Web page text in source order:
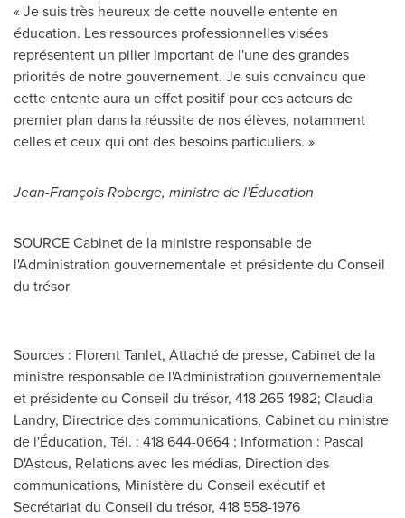
« Je suis très heureux de cette nouvelle entente en
éducation. Les ressources professionnelles visées
représentent un pilier important de l'une des grandes
priorités de notre gouvernement. Je suis convaincu que
cette entente aura un effet positif pour ces acteurs de
premier plan dans la réussite de nos élèves, notamment
celles et ceux qui ont des besoins particuliers. »
Jean-François Roberge, ministre de l'Éducation
SOURCE Cabinet de la ministre responsable de
l'Administration gouvernementale et présidente du Conseil
du trésor
Sources : Florent Tanlet, Attaché de presse, Cabinet de la
ministre responsable de l'Administration gouvernementale
et présidente du Conseil du trésor, 418 265-1982; Claudia
Landry, Directrice des communications, Cabinet du ministre
de l'Éducation, Tél. : 418 644-0664 ; Information : Pascal
D'Astous, Relations avec les médias, Direction des
communications, Ministère du Conseil exécutif et
Secrétariat du Conseil du trésor, 418 558-1976